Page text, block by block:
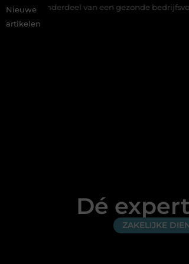
Nieuwe
artikelen
van een gezonde bedrijfsvoering Hoe
Dé
ZAKELIJKE